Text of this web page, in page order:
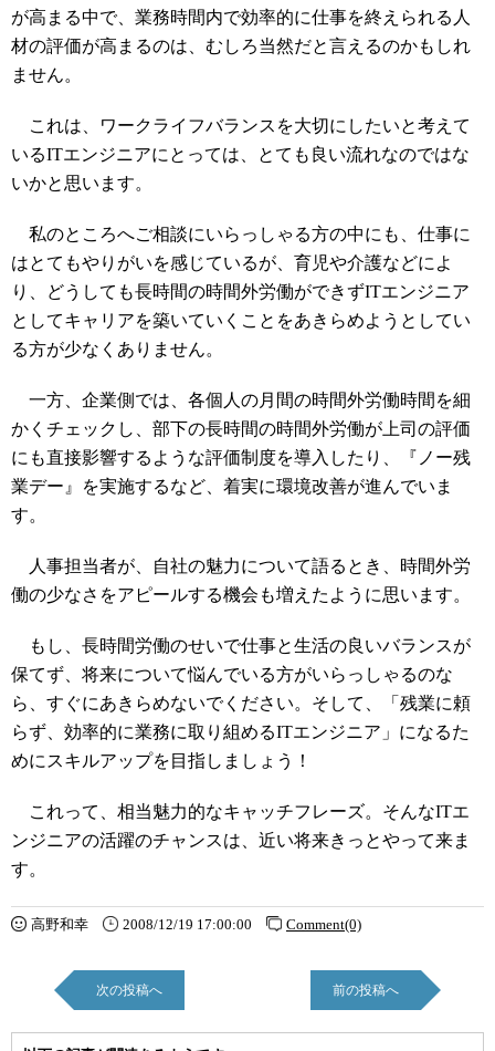
が高まる中で、業務時間内で効率的に仕事を終えられる人
材の評価が高まるのは、むしろ当然だと言えるのかもしれ
ません。
これは、ワークライフバランスを大切にしたいと考えて
いるITエンジニアにとっては、とても良い流れなのではな
いかと思います。
私のところへご相談にいらっしゃる方の中にも、仕事に
はとてもやりがいを感じているが、育児や介護などによ
り、どうしても長時間の時間外労働ができずITエンジニア
としてキャリアを築いていくことをあきらめようとしてい
る方が少なくありません。
一方、企業側では、各個人の月間の時間外労働時間を細
かくチェックし、部下の長時間の時間外労働が上司の評価
にも直接影響するような評価制度を導入したり、『ノー残
業デー』を実施するなど、着実に環境改善が進んでいま
す。
人事担当者が、自社の魅力について語るとき、時間外労
働の少なさをアピールする機会も増えたように思います。
もし、長時間労働のせいで仕事と生活の良いバランスが
保てず、将来について悩んでいる方がいらっしゃるのな
ら、すぐにあきらめないでください。そして、「残業に頼
らず、効率的に業務に取り組めるITエンジニア」になるた
めにスキルアップを目指しましょう！
これって、相当魅力的なキャッチフレーズ。そんなITエ
ンジニアの活躍のチャンスは、近い将来きっとやって来ま
す。
高野和幸 2008/12/19 17:00:00 Comment(0)
次の投稿へ 前の投稿へ